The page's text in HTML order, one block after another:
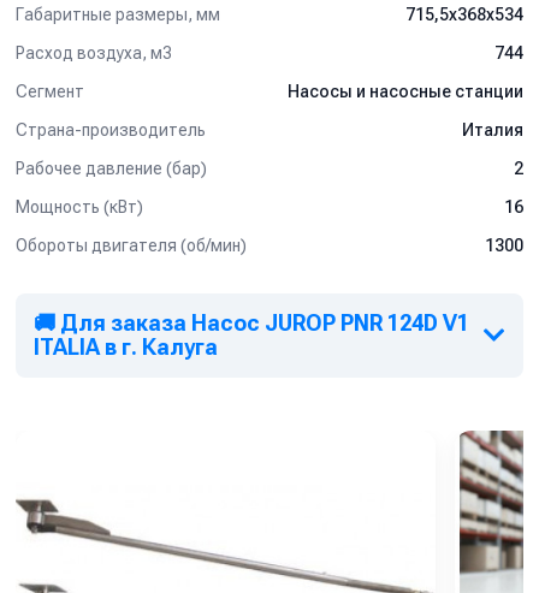
Габаритные размеры, мм
715,5х368х534
Расход воздуха, м3
744
Сегмент
Насосы и насосные станции
Страна-производитель
Италия
Рабочее давление (бар)
2
Мощность (кВт)
16
Обороты двигателя (об/мин)
1300
🚚 Для заказа Насос JUROP PNR 124D V1
ITALIA в г. Калуга